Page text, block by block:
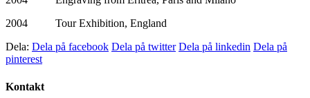
2004 Tour Exhibition, England
Dela: Dela på facebook Dela på twitter Dela på linkedin Dela på
pinterest
Kontakt